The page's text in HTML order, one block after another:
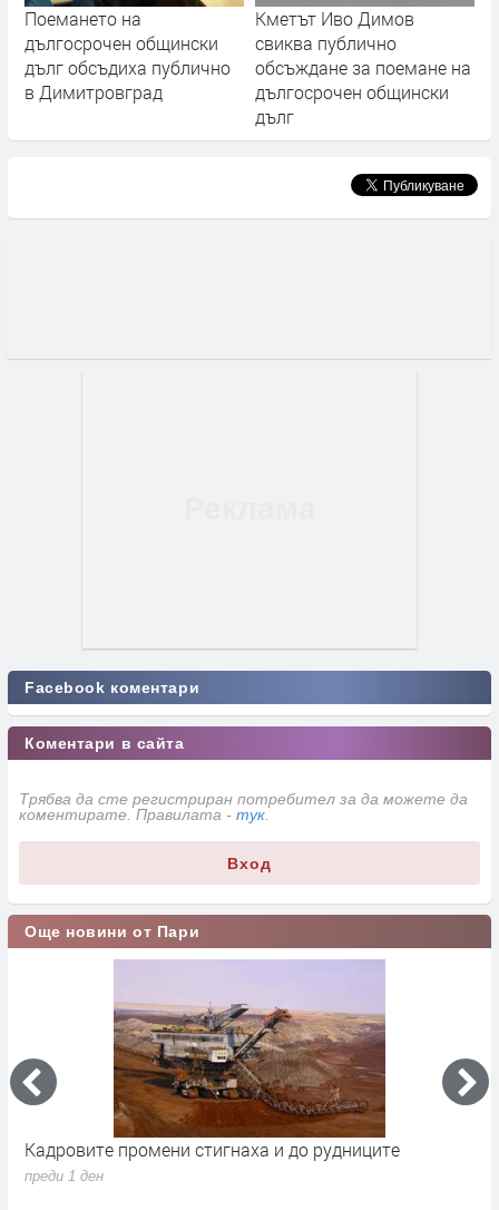
Поемането на
дългосрочен общински
дълг обсъдиха публично
в Димитровград
Кметът Иво Димов
свиква публично
обсъждане за поемане на
дългосрочен общински
дълг
Facebook коментари
Коментари в сайта
Трябва да сте регистриран потребител за да можете да
коментирате. Правилата - тук
Вход
Още новини от Пари
Кадровите промени стигнаха и до рудниците
преди 1 ден